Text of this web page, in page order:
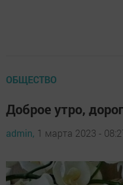
ОБЩЕСТВО
Доброе утро,
admin, 1 марта 2023 -